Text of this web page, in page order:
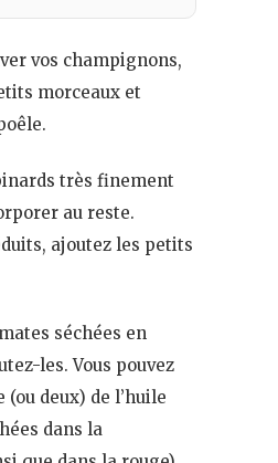
vos champignons,
morceaux et
très finement
au reste.
ajoutez les petits
séchées en
les. Vous pouvez
deux) de l’huile
dans la